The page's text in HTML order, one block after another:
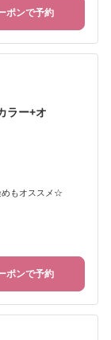
ポンで予約
ラー+オ
もオススメ☆
ポンで予約